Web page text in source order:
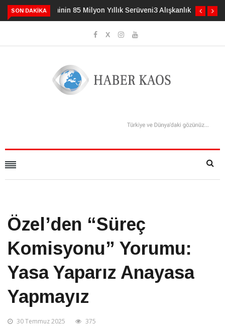
SON DAKIKA 3 Alışkanlık Demansı 13 Yıl Geciktirebilir
Özel’den “Süreç
Komisyonu” Yorumu:
Yasa Yaparız Anayasa
Yapmayız
30 Temmuz 2025 375